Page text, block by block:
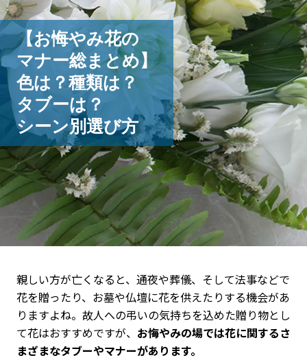
【お悔やみ花の
マナー総まとめ】
色は？種類は？
タブーは？
シーン別選び方
親しい方が亡くなると、通夜や葬儀、そして法事などで
花を贈ったり、お墓や仏壇に花を供えたりする機会があ
りますよね。故人への弔いの気持ちを込めた贈り物とし
て花はおすすめですが、 お悔やみの場では花に関するさ
まざまなタブーやマナーがあります。